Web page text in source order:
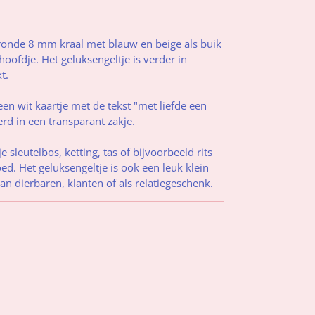
8 mm kraal met blauw en beige als buik
Het geluksengeltje is verder in
wit kaartje met de tekst "met liefde een
in een transparant zakje.
sleutelbos, ketting, tas of bijvoorbeeld rits
Het geluksengeltje is ook een leuk klein
dierbaren, klanten of als relatiegeschenk.